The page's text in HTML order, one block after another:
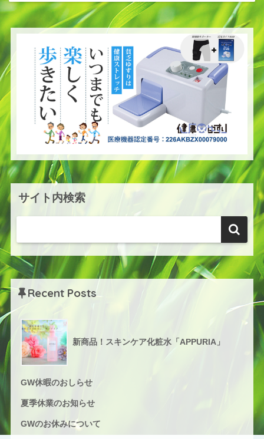
サイト内検索
Recent Posts
新商品！スキンケア化粧水「APPURIA」
GW休暇のおしらせ
夏季休業のお知らせ
GWのお休みについて